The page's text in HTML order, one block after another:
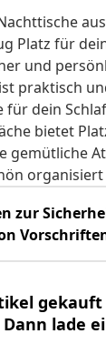
Platz für
und
praktisch
für dein
bietet
gemütliche
zur
lade